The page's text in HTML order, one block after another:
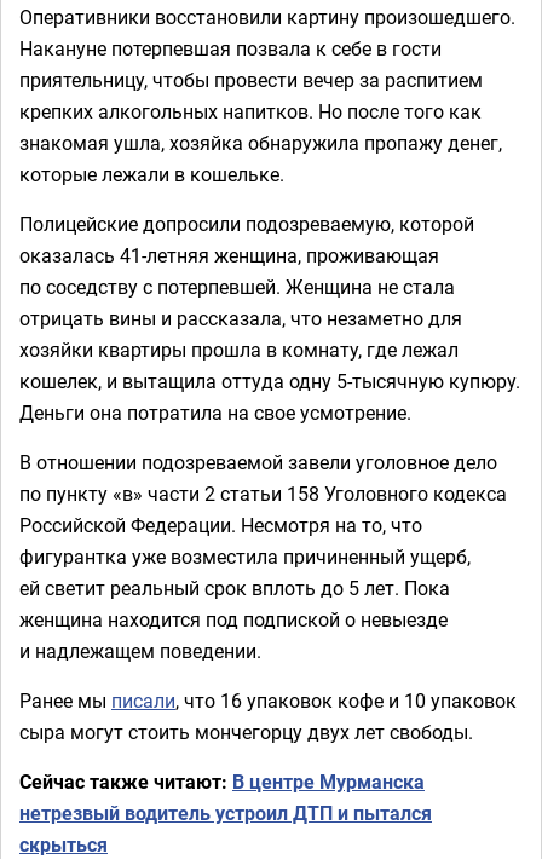
Оперативники восстановили картину произошедшего.
Накануне потерпевшая позвала к себе в гости
приятельницу, чтобы провести вечер за распитием
крепких алкогольных напитков. Но после того как
знакомая ушла, хозяйка обнаружила пропажу денег,
которые лежали в кошельке.
Полицейские допросили подозреваемую, которой
оказалась 41-летняя женщина, проживающая
по соседству с потерпевшей. Женщина не стала
отрицать вины и рассказала, что незаметно для
хозяйки квартиры прошла в комнату, где лежал
кошелек, и вытащила оттуда одну 5-тысячную купюру.
Деньги она потратила на свое усмотрение.
В отношении подозреваемой завели уголовное дело
по пункту «в» части 2 статьи 158 Уголовного кодекса
Российской Федерации. Несмотря на то, что
фигурантка уже возместила причиненный ущерб,
ей светит реальный срок вплоть до 5 лет. Пока
женщина находится под подпиской о невыезде
и надлежащем поведении.
Ранее мы писали, что 16 упаковок кофе и 10 упаковок
сыра могут стоить мончегорцу двух лет свободы.
Сейчас также читают: В центре Мурманска
нетрезвый водитель устроил ДТП и пытался
скрыться